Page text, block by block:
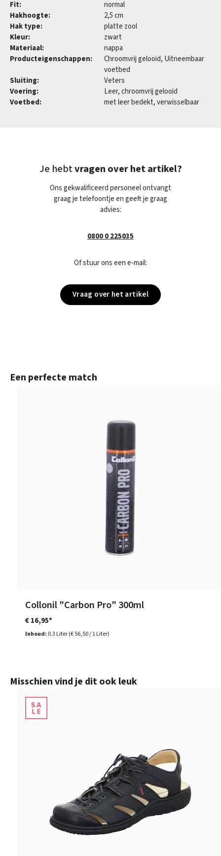
Fit:
normal
Hakhoogte:
2,5 cm
Hak type:
platte zool
Kleur:
zwart
Materiaal:
nappa
Producteigenschappen:
Chroomvrij gelooid, Uitneembaar
voetbed
Sluiting:
Veters
Voering:
Leer, chroomvrij gelooid
Voetbed:
met leer bedekt, verwisselbaar
Je hebtvragen over het artikel?
Ons gekwalificeerd personeel ontvangt
graag je telefoontje en geeft je graag
advies:
0800 0 225035
Of stuur ons een e-mail:
Vraag over het artikel
Productgalerij overslaan
Een perfecte match
Collonil "Carbon Pro" 300ml
Inhoud: 0.3 Liter(€ 56,50 / 1 Liter)
€ 16,95*
Productgalerij overslaan
Misschien vind je dit ook leuk